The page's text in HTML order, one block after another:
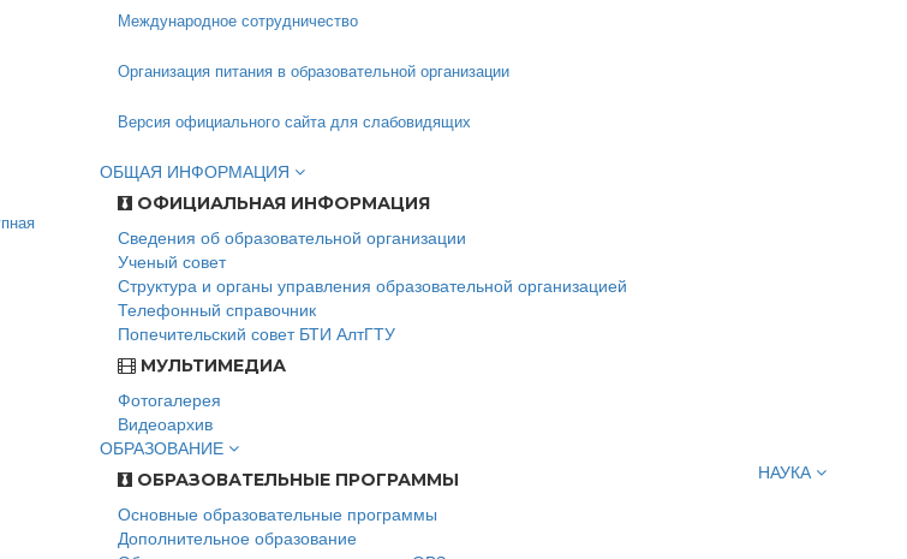
Международное сотрудничество
Организация питания в образовательной организации
Версия официального сайта для слабовидящих
ОБЩАЯ ИНФОРМАЦИЯ
ОФИЦИАЛЬНАЯ ИНФОРМАЦИЯ
Сведения об образовательной организации
Ученый совет
Структура и органы управления образовательной организацией
Телефонный справочник
Попечительский совет БТИ АлтГТУ
МУЛЬТИМЕДИА
Фотогалерея
Видеоархив
ОБРАЗОВАНИЕ
ОБРАЗОВАТЕЛЬНЫЕ ПРОГРАММЫ
Основные образовательные программы
Дополнительное образование
НАУКА